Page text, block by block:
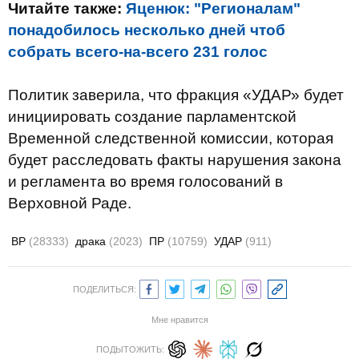
Читайте также: Яценюк: "Регионалам"
понадобилось несколько дней чтоб
собрать всего-на-всего 231 голос
Политик заверила, что фракция «УДАР» будет
инициировать создание парламентской
Временной следственной комиссии, которая
будет расследовать факты нарушения закона
и регламента во время голосований в
Верховной Раде.
ВР (28333) драка (2023) ПР (10759) УДАР (911)
ПОДЕЛИТЬСЯ:
Мне нравится
ПОДЫТОЖИТЬ: